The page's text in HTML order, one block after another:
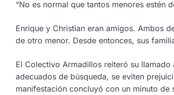
“No es normal que tantos menores estén
Enrique y Christian eran amigos. Ambos
de otro menor. Desde entonces, sus
El Colectivo Armadillos reiteró su
adecuados de búsqueda, se eviten
manifestación concluyó con un minuto